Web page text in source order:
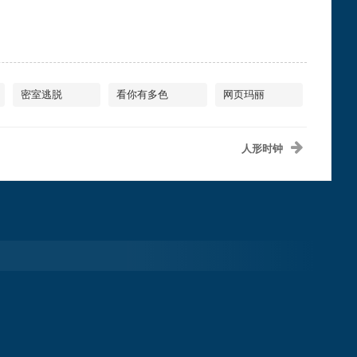
密室逃脱 看你有多色 网页玛丽
人形时钟